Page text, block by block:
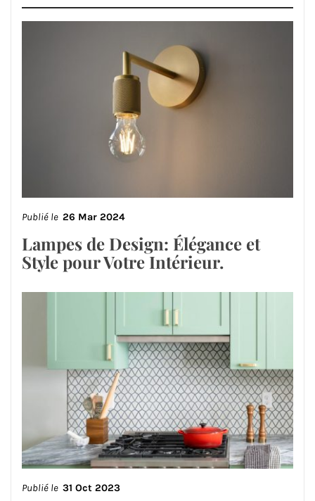
Publié le 26 Mar 2024
Lampes de Design: Élégance et
Style pour Votre Intérieur.
Publié le 31 Oct 2023